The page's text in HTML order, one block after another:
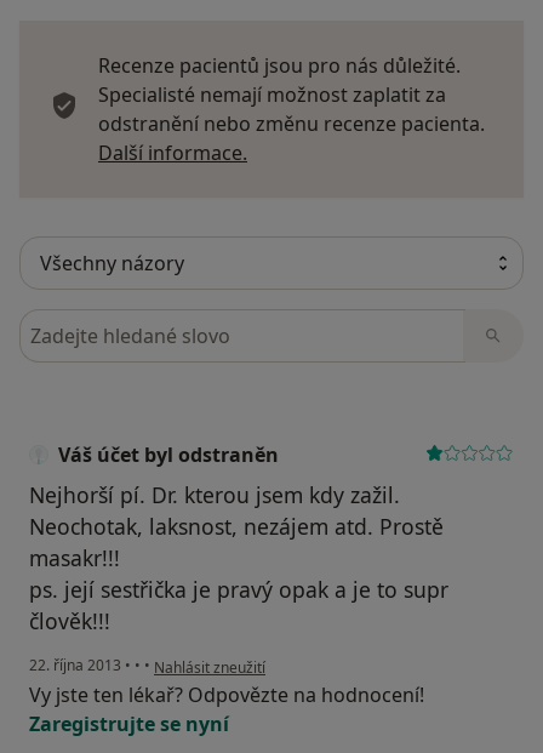
Recenze pacientů jsou pro nás důležité.
Specialisté nemají možnost zaplatit za
odstranění nebo změnu recenze pacienta.
Další informace.
Hledejte v názorech
Váš účet byl odstraněn
Nejhorší pí. Dr. kterou jsem kdy zažil.
Neochotak, laksnost, nezájem atd. Prostě
masakr!!!
ps. její sestřička je pravý opak a je to supr
člověk!!!
22. října 2013 • • • podle názoru uživatele Váš účet byl odstraněn
Nahlásit zneužití
Vy jste ten lékař? Odpovězte na hodnocení!
Zaregistrujte se nyní